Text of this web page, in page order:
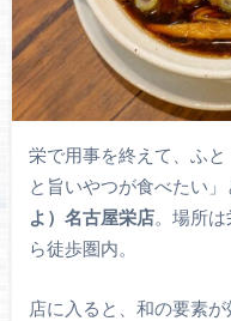
栄で用事を終えて、ふ
と旨いやつが食べたい
よ）名古屋栄店。場所は
ら徒歩圏内。
店に入ると、和の要素